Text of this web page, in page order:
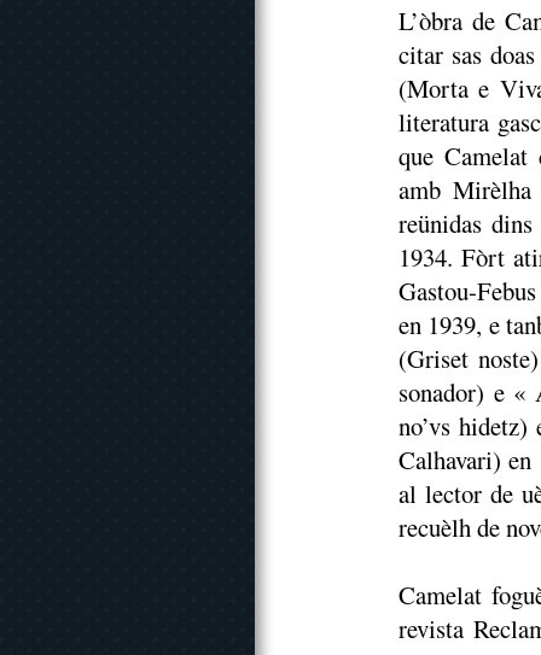
L’òbra de
citar sas
(Morta e
literatura
que Camelat
amb Mirèlha
reünidas
1934. Fòrt
Gastou-
en 1939, e
(Griset
sonador) e «
no’vs
Calhavari) en
al lector de
recuèlh de
Camelat
revista